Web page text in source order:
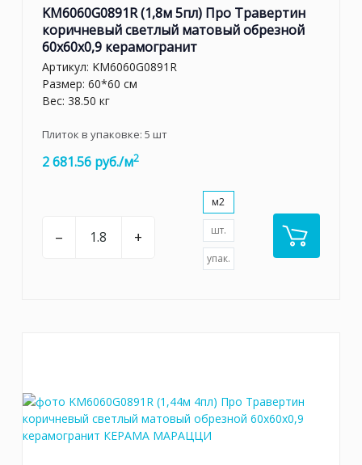
KM6060G0891R (1,8м 5пл) Про Травертин
коричневый светлый матовый обрезной
60x60x0,9 керамогранит
Артикул: KM6060G0891R
Размер: 60*60 см
Вес: 38.50 кг
Плиток в упаковке: 5 шт
2 681.56 руб./м2
– +
м2
шт.
упак.